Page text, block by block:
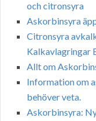
och citronsyra
Askorbinsyra
Citronsyra
Kalkavlagringar
Allt om
Information om
behöver veta.
Askorbinsyra: